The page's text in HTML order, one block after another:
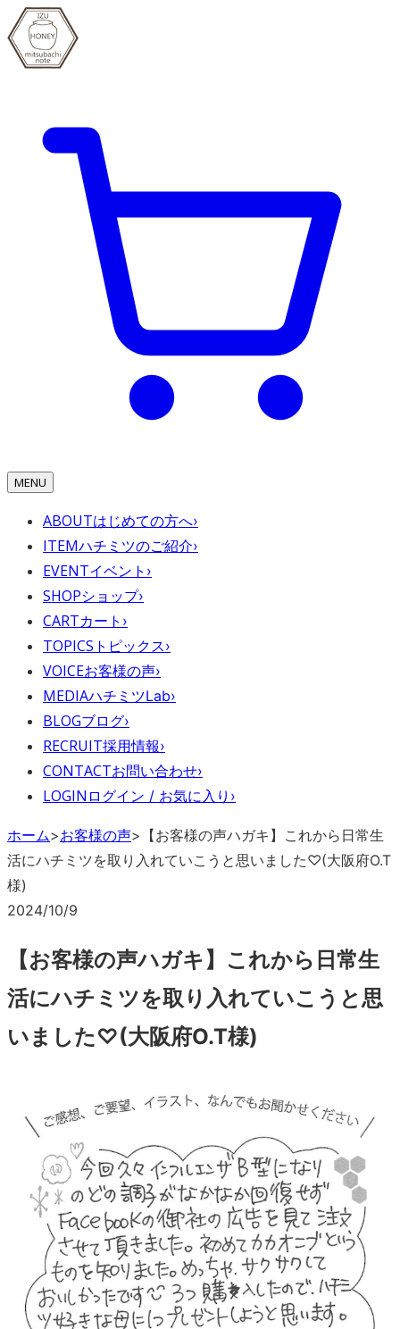
MENU
ABOUTはじめての方へ›
ITEMハチミツのご紹介›
EVENTイベント ›
SHOPショップ›
CARTカート ›
TOPICS トピックス›
VOICEお客様の声›
MEDIAハチミツLab›
BLOGブログ›
RECRUIT採用情報›
CONTACTお問い合わせ›
LOGIN ログイン / お気に入り ›
ホーム>お客様の声> 【お客様の声ハガキ】これから日常生
活にハチミツを取り入れていこうと思いました♡(大阪府O.T
様)
2024/10/9
【お客様の声ハガキ】これから日常生
活にハチミツを取り入れていこうと思
いました♡(大阪府O.T様)